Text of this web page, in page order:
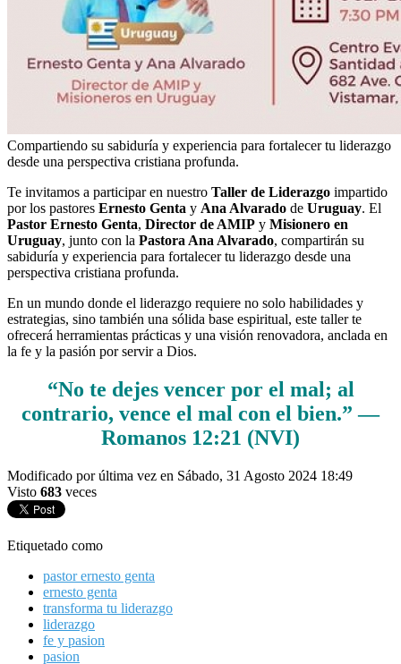
Compartiendo su sabiduría y experiencia para fortalecer tu liderazgo
desde una perspectiva cristiana profunda.
Te invitamos a participar en nuestro Taller de Liderazgo impartido
por los pastores Ernesto Genta y Ana Alvarado de Uruguay. El
Pastor Ernesto Genta, Director de AMIP y Misionero en
Uruguay, junto con la Pastora Ana Alvarado, compartirán su
sabiduría y experiencia para fortalecer tu liderazgo desde una
perspectiva cristiana profunda.
En un mundo donde el liderazgo requiere no solo habilidades y
estrategias, sino también una sólida base espiritual, este taller te
ofrecerá herramientas prácticas y una visión renovadora, anclada en
la fe y la pasión por servir a Dios.
“No te dejes vencer por el mal; al
contrario, vence el mal con el bien.” —
Romanos 12:21 (NVI)
Modificado por última vez en Sábado, 31 Agosto 2024 18:49
Visto 683 veces
Etiquetado como
pastor ernesto genta
ernesto genta
transforma tu liderazgo
liderazgo
fe y pasion
pasion